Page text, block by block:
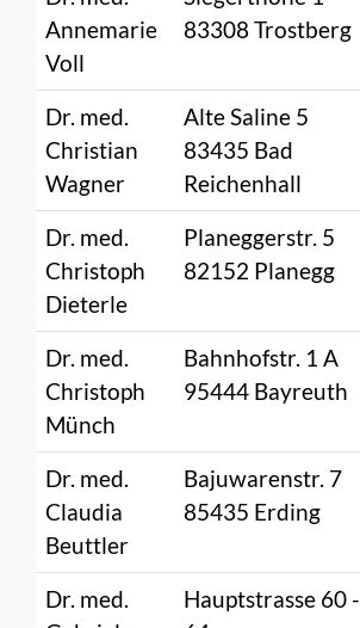
Annemarie
Voll
83308 Trostberg
Dr. med.
Christian
Wagner
Alte Saline 5
83435 Bad
Reichenhall
Dr. med.
Christoph
Dieterle
Planeggerstr. 5
82152 Planegg
Dr. med.
Christoph
Münch
Bahnhofstr. 1 A
95444 Bayreuth
Dr. med.
Claudia
Beuttler
Bajuwarenstr. 7
85435 Erding
Dr. med.
Hauptstrasse 60 -